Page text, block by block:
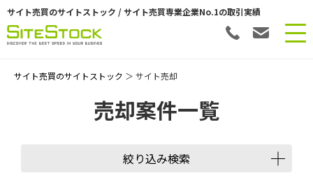
サイト売買のサイトストック / サイト売買専業企業No.1の取引実績
サイト売買のサイトストック ＞ サイト売却
売却案件一覧
絞り込み検索